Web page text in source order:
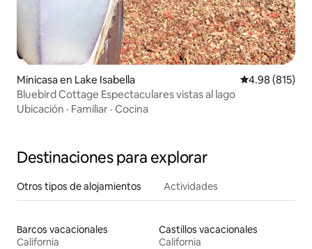
Minicasa en Lake Isabella Calificación
4.98 (815)
Bluebird Cottage Espectaculares vistas al lago
Ubicación · Familiar · Cocina
Destinaciones para explorar
Otros tipos de alojamientos Actividades
Barcos vacacionales
California
Castillos vacacionales
California